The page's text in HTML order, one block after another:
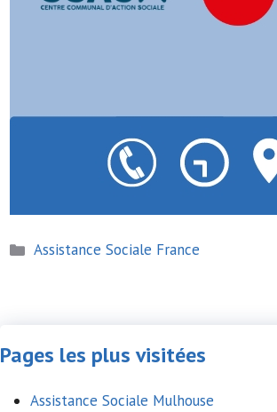
Catégories
Assistance Sociale France
Pages les plus visitées
Assistance Sociale Mulhouse